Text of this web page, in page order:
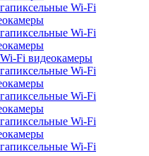
Wi-Fi
Wi-Fi
Fi видеокамеры
Wi-Fi
Wi-Fi
Wi-Fi
Wi-Fi